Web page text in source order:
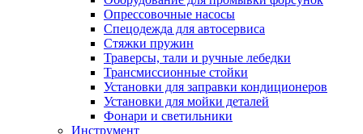
Опрессовочные насосы
Спецодежда для автосервиса
Стяжки пружин
Траверсы, тали и ручные лебедки
Трансмиссионные стойки
Установки для заправки кондиционеров
Установки для мойки деталей
Фонари и светильники
Инструмент